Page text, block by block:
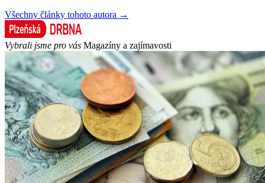
Všechny články tohoto autora →
Vybrali jsme pro vás Magazíny a zajímavosti